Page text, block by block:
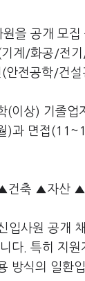
을 공개 모
계/화공/전
전공학/건설
(이상) 기졸업
)과 면접
건축 ▲자산
입사원 공개
다. 특히 지
방식의 일환입